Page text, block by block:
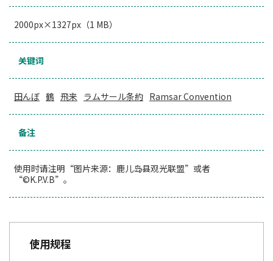
2000px×1327px（1 MB）
关键词
田んぼ 鶴 飛来 ラムサール条約 Ramsar Convention
备注
使用时请注明“图片来源：鹿儿岛县观光联盟”或者
“©K.P.V.B”。
使用规程